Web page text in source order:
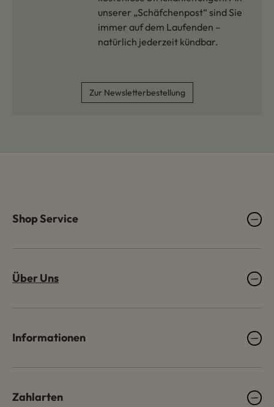
unserer „Schäfchenpost“ sind Sie
immer auf dem Laufenden –
natürlich jederzeit kündbar.
Zur Newsletterbestellung
Shop Service
Über Uns
Informationen
Zahlarten